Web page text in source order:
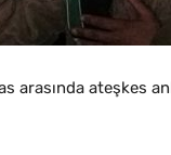
arasında ateşkes